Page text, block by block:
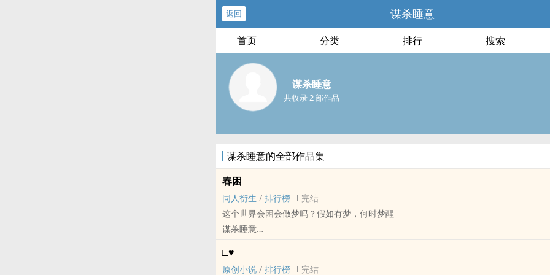
返回 谋杀睡意
首页 分类 排行 搜索
谋杀睡意
共收录 2 部作品
谋杀睡意的全部作品集
春困
同人衍生 / 排行榜
完结
这个世界会困会做梦吗？假如有梦，何时梦醒
谋杀睡意
BL - 短篇 - 完结 - 文艺
□♥
原创小说 / 排行榜
完结